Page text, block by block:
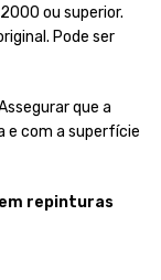
ou superior.
Pode ser
que a
e com a superfície
repinturas